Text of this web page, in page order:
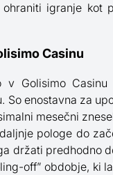
igranje kot
Casinu
Golisimo
enostavna za
mesečni
pologe do
držati predhodno
off” obdobje, ki